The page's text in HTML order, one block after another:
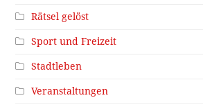
Rätsel gelöst
Sport und Freizeit
Stadtleben
Veranstaltungen